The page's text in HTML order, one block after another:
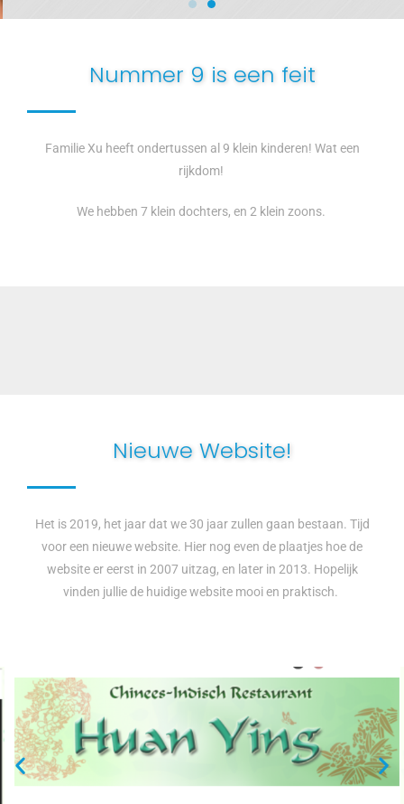
Nummer 9 is een feit
Familie Xu heeft ondertussen al 9 klein kinderen! Wat een
rijkdom!
We hebben 7 klein dochters, en 2 klein zoons.
Nieuwe Website!
Het is 2019, het jaar dat we 30 jaar zullen gaan bestaan. Tijd
voor een nieuwe website. Hier nog even de plaatjes hoe de
website er eerst in 2007 uitzag, en later in 2013. Hopelijk
vinden jullie de huidige website mooi en praktisch.